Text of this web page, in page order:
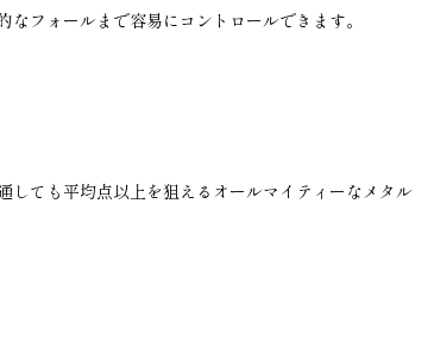
フォールまで容易にコントロールできます。
しても平均点以上を狙えるオールマイティーなメタル